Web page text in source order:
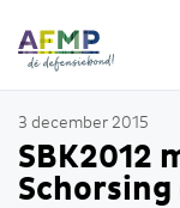
3 december 2015
SBK2012